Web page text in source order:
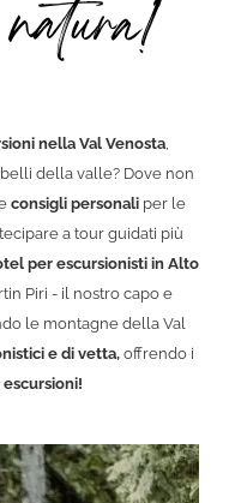
nella Val Venosta
della valle? Dove non
consigli personali per le
a tour guidati più
per escursionisti in Alto
Piri - il nostro capo e
le montagne della Val
e di vetta, offrendo i